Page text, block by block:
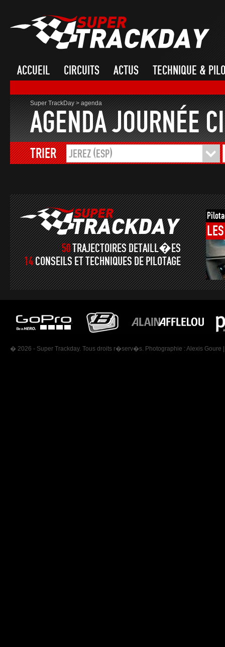
ACCUEIL CIRCUITS ACTUS TECHNIQUE &
Super TrackDay>agenda
AGENDA JOURNÉE
TRIER JEREZ (ESP)
50TRAJECTOIRES DETAILL�ES
14CONSEILS ET TECHNIQUES DE PILOTAGE
LES
� 2026 - Super Trackday. Tous droits r�serv�s. Photographie : Alexis Goure